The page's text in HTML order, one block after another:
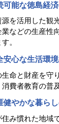
可能な徳島経
を活用した観
業などの生産性
。
安心な生活環
命と財産を守
費者教育の普
健やかな暮ら
み慣れた地域